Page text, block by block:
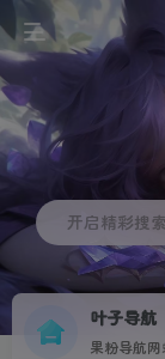
开启精彩搜索
叶子导航
果粉导航网